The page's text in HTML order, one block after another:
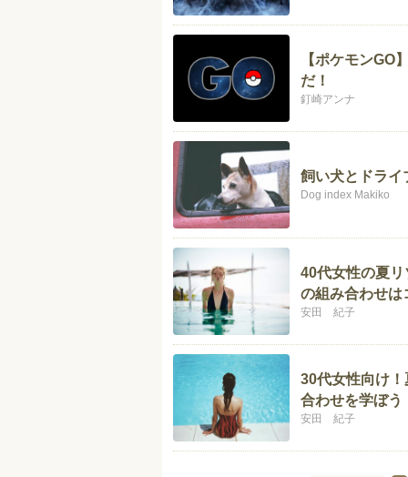
【ポケモンGO
だ！
釘崎アンナ
飼い犬とドライ
Dog index Makiko
40代女性の夏
の組み合わせは
安田 紀子
30代女性向け
合わせを学ぼう
安田 紀子